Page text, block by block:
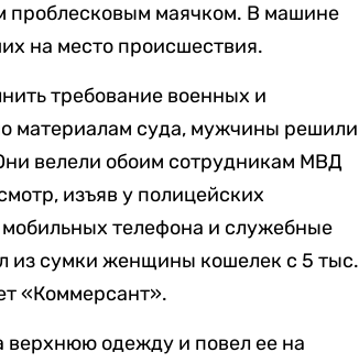
проблесковым маячком. В машине
на место происшествия.
требование военных и
материалам суда, мужчины решили
велели обоим сотрудникам МВД
изъяв у полицейских
телефона и служебные
из сумки женщины кошелек с 5 тыс.
«Коммерсант».
верхнюю одежду и повел ее на